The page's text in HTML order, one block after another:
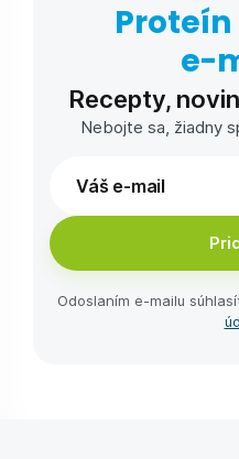
e-⁠
Recepty,
Nebojte sa, žiadny
Odoslaním e-⁠mailu